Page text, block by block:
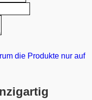
die Produkte nur auf